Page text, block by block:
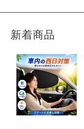
新着商品